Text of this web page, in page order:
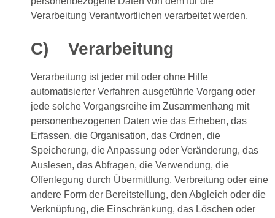
Verarbeitung Verantwortlichen verarbeitet werden.
C) Verarbeitung
Verarbeitung ist jeder mit oder ohne Hilfe
automatisierter Verfahren ausgeführte Vorgang oder
jede solche Vorgangsreihe im Zusammenhang mit
personenbezogenen Daten wie das Erheben, das
Erfassen, die Organisation, das Ordnen, die
Speicherung, die Anpassung oder Veränderung, das
Auslesen, das Abfragen, die Verwendung, die
Offenlegung durch Übermittlung, Verbreitung oder eine
andere Form der Bereitstellung, den Abgleich oder die
Verknüpfung, die Einschränkung, das Löschen oder